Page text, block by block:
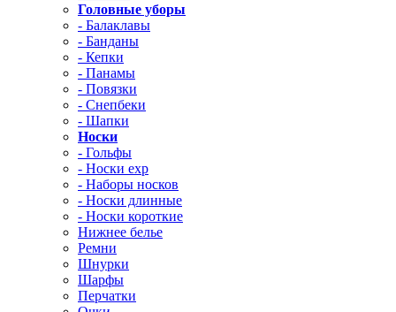
Головные уборы
- Балаклавы
- Банданы
- Кепки
- Панамы
- Повязки
- Снепбеки
- Шапки
Носки
- Гольфы
- Носки exp
- Наборы носков
- Носки длинные
- Носки короткие
Нижнее белье
Ремни
Шнурки
Шарфы
Перчатки